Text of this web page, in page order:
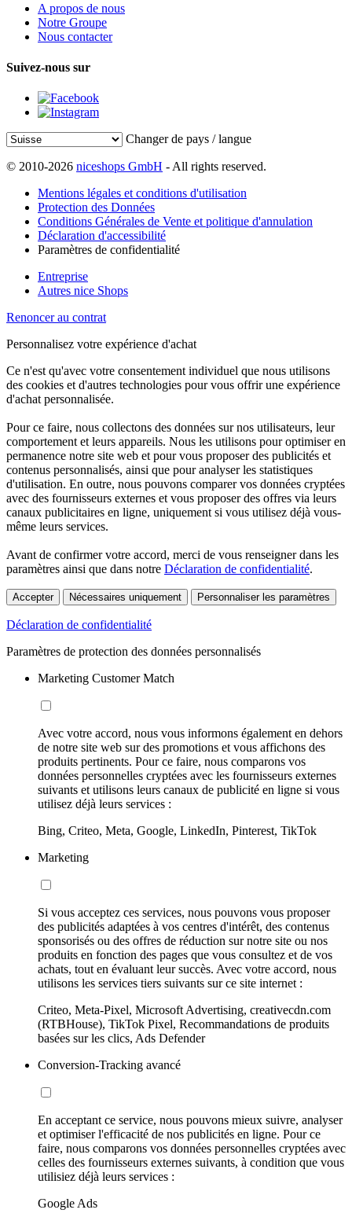
A propos de nous
Notre Groupe
Nous contacter
Suivez-nous sur
Changer de pays / langue
© 2010-2026 niceshops GmbH - All rights reserved.
Mentions légales et conditions d'utilisation
Protection des Données
Conditions Générales de Vente et politique d'annulation
Déclaration d'accessibilité
Paramètres de confidentialité
Entreprise
Autres nice Shops
Renoncer au contrat
Personnalisez votre expérience d'achat
Ce n'est qu'avec votre consentement individuel que nous utilisons
des cookies et d'autres technologies pour vous offrir une expérience
d'achat personnalisée.
Pour ce faire, nous collectons des données sur nos utilisateurs, leur
comportement et leurs appareils. Nous les utilisons pour optimiser en
permanence notre site web et pour vous proposer des publicités et
contenus personnalisés, ainsi que pour analyser les statistiques
d'utilisation. En outre, nous pouvons comparer vos données cryptées
avec des fournisseurs externes et vous proposer des offres via leurs
canaux publicitaires en ligne, uniquement si vous utilisez déjà vous-
même leurs services.
Avant de confirmer votre accord, merci de vous renseigner dans les
paramètres ainsi que dans notre Déclaration de confidentialité.
Accepter Nécessaires uniquement Personnaliser les paramètres
Déclaration de confidentialité
Paramètres de protection des données personnalisés
Marketing Customer Match
Avec votre accord, nous vous informons également en dehors
de notre site web sur des promotions et vous affichons des
produits pertinents. Pour ce faire, nous comparons vos
données personnelles cryptées avec les fournisseurs externes
suivants et utilisons leurs canaux de publicité en ligne si vous
utilisez déjà leurs services :
Bing, Criteo, Meta, Google, LinkedIn, Pinterest, TikTok
Marketing
Si vous acceptez ces services, nous pouvons vous proposer
des publicités adaptées à vos centres d'intérêt, des contenus
sponsorisés ou des offres de réduction sur notre site ou nos
produits en fonction des pages que vous consultez et de vos
achats, tout en évaluant leur succès. Avec votre accord, nous
utilisons les services tiers suivants sur ce site internet :
Criteo, Meta-Pixel, Microsoft Advertising, creativecdn.com
(RTBHouse), TikTok Pixel, Recommandations de produits
basées sur les clics, Ads Defender
Conversion-Tracking avancé
En acceptant ce service, nous pouvons mieux suivre, analyser
et optimiser l'efficacité de nos publicités en ligne. Pour ce
faire, nous comparons vos données personnelles cryptées avec
celles des fournisseurs externes suivants, à condition que vous
utilisiez déjà leurs services :
Google Ads